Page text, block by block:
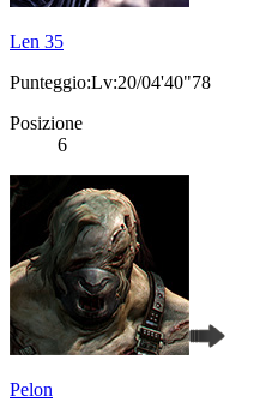
Len 35
Punteggio:Lv:20/04'40"78
Posizione
6
Pelon